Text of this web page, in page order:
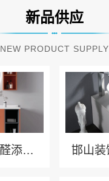
新品供应
NEW PRODUCT SUPPLY
邯山装饰无醛添加邯郸至臻全宅新材料有限公司